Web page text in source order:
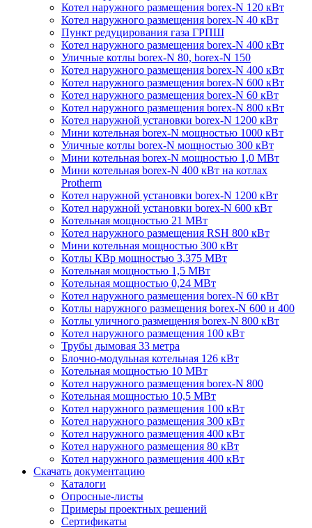
Котел наружного размещения borex-N 120 кВт
Котел наружного размещения borex-N 40 кВт
Пункт редуцирования газа ГРПШ
Котел наружного размещения borex-N 400 кВт
Уличные котлы borex-N 80, borex-N 150
Котел наружного размещения borex-N 400 кВт
Котел наружного размещения borex-N 600 кВт
Котел наружного размещения borex-N 60 кВт
Котел наружного размещения borex-N 800 кВт
Котел наружной установки borex-N 1200 кВт
Мини котельная borex-N мощностью 1000 кВт
Уличные котлы borex-N мощностью 300 кВт
Мини котельная borex-N мощностью 1,0 МВт
Мини котельная borex-N 400 кВт на котлах
Protherm
Котел наружной установки borex-N 1200 кВт
Котел наружной установки borex-N 600 кВт
Котельная мощностью 21 МВт
Котел наружного размещения RSH 800 кВт
Мини котельная мощностью 300 кВт
Котлы КВр мощностью 3,375 МВт
Котельная мощностью 1,5 МВт
Котельная мощностью 0,24 МВт
Котел наружного размещения borex-N 60 кВт
Котлы наружного размещения borex-N 600 и 400
Котлы уличного размещения borex-N 800 кВт
Котел наружного размещения 100 кВт
Трубы дымовая 33 метра
Блочно-модульная котельная 126 кВт
Котельная мощностью 10 МВт
Котел наружного размещения borex-N 800
Котельная мощностью 10,5 МВт
Котел наружного размещения 100 кВт
Котел наружного размещения 300 кВт
Котел наружного размещения 400 кВт
Котел наружного размещения 80 кВт
Котел наружного размещения 400 кВт
Скачать документацию
Каталоги
Опросные-листы
Примеры проектных решений
Сертификаты